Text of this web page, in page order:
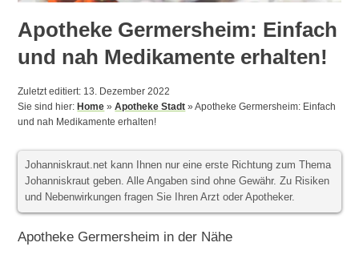
Apotheke Germersheim: Einfach
und nah Medikamente erhalten!
Zuletzt editiert: 13. Dezember 2022
Sie sind hier:Home »Apotheke Stadt »Apotheke Germersheim: Einfach
und nah Medikamente erhalten!
Johanniskraut.net kann Ihnen nur eine erste Richtung zum Thema
Johanniskraut geben. Alle Angaben sind ohne Gewähr. Zu Risiken
und Nebenwirkungen fragen Sie Ihren Arzt oder Apotheker.
Apotheke Germersheim in der Nähe